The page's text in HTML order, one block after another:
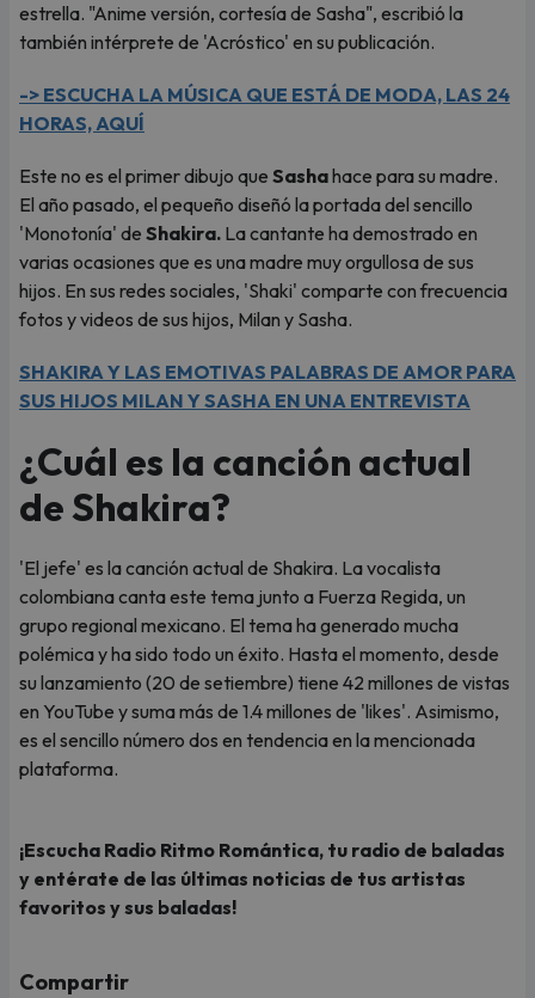
estrella. "Anime versión, cortesía de Sasha", escribió la
también intérprete de 'Acróstico' en su publicación.
-> ESCUCHA LA MÚSICA QUE ESTÁ DE MODA, LAS 24
HORAS, AQUÍ
Este no es el primer dibujo que Sashahace para su madre.
El año pasado, el pequeño diseñó la portada del sencillo
'Monotonía' de Shakira. La cantante ha demostrado en
varias ocasiones que es una madre muy orgullosa de sus
hijos. En sus redes sociales, 'Shaki' comparte con frecuencia
fotos y videos de sus hijos, Milan y Sasha.
SHAKIRA Y LAS EMOTIVAS PALABRAS DE AMOR PARA
SUS HIJOS MILAN Y SASHA EN UNA ENTREVISTA
¿Cuál es la canción actual
de Shakira?
'El jefe' es la canción actual de Shakira. La vocalista
colombiana canta este tema junto a Fuerza Regida, un
grupo regional mexicano. El tema ha generado mucha
polémica y ha sido todo un éxito. Hasta el momento, desde
su lanzamiento (20 de setiembre) tiene 42 millones de vistas
en YouTube y suma más de 1.4 millones de 'likes'. Asimismo,
es el sencillo número dos en tendencia en la mencionada
plataforma.
¡Escucha Radio Ritmo Romántica, tu radio de baladas
y entérate de las últimas noticias de tus artistas
favoritos y sus baladas!
Compartir